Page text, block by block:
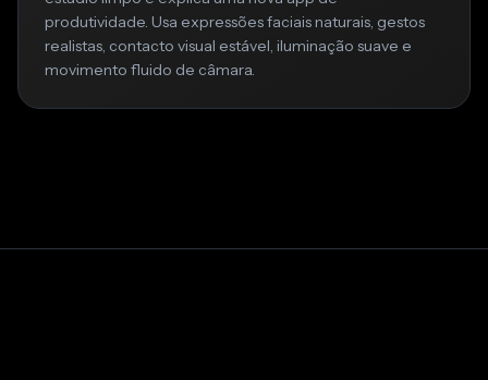
produtividade. Usa expressões faciais naturais, gestos
realistas, contacto visual estável, iluminação suave e
movimento fluido de câmara.